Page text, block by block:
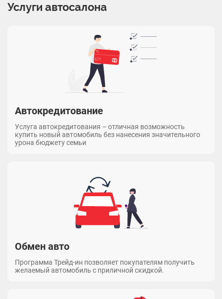
Услуги автосалона
Автокредитование
Услуга автокредитования – отличная возможность
купить новый автомобиль без нанесения значительного
урона бюджету семьи
Обмен авто
Программа Трейд-ин позволяет покупателям получить
желаемый автомобиль с приличной скидкой.